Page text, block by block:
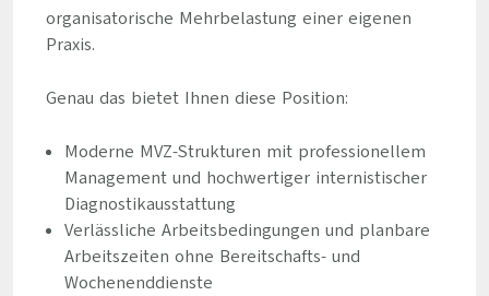
organisatorische Mehrbelastung einer eigenen
Praxis.
Genau das bietet Ihnen diese Position:
Moderne MVZ-Strukturen mit professionellem
Management und hochwertiger internistischer
Diagnostikausstattung
Verlässliche Arbeitsbedingungen und planbare
Arbeitszeiten ohne Bereitschafts- und
Wochenenddienste